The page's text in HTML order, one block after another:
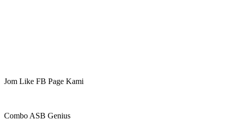
Jom Like FB Page Kami
Combo ASB Genius